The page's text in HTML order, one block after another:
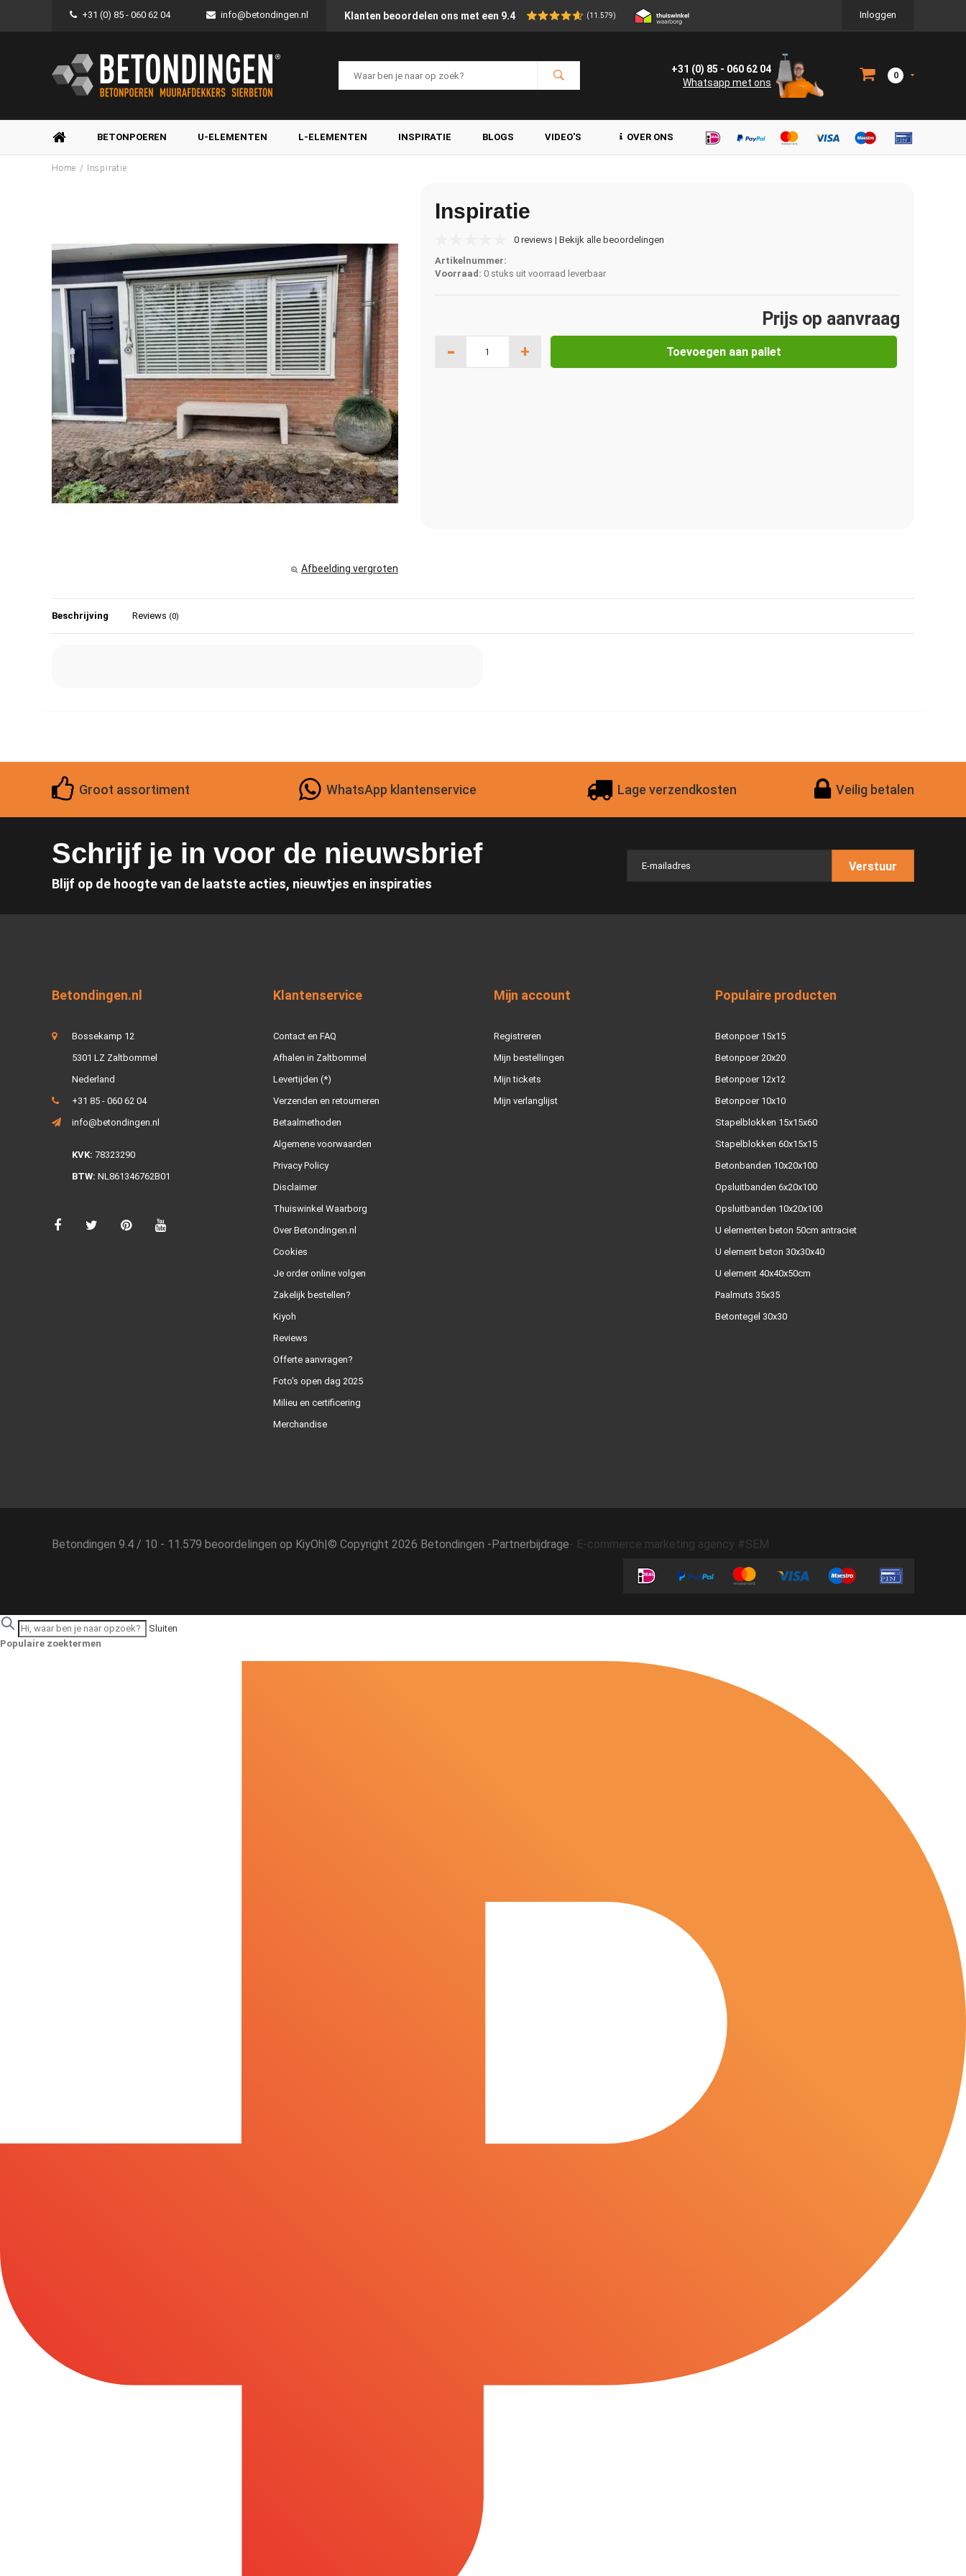
+31 (0) 85 - 060 62 04 info@betondingen.nl Klanten beoordelen ons met een 9.4 (11.579) Inloggen
+31 (0) 85 - 060 62 04
Whatsapp met ons
0
BETONPOEREN U-ELEMENTEN L-ELEMENTEN INSPIRATIE BLOGS VIDEO'S OVER ONS
Home / Inspiratie
Afbeelding vergroten
Inspiratie
0 reviews | Bekijk alle beoordelingen
Artikelnummer:
Voorraad: 0 stuks uit voorraad leverbaar
Prijs op aanvraag
- + Toevoegen aan pallet
Beschrijving Reviews (0)
Groot assortiment WhatsApp klantenservice Lage verzendkosten Veilig betalen
Schrijf je in voor de nieuwsbrief
Blijf op de hoogte van de laatste acties, nieuwtjes en inspiraties
Verstuur
Betondingen.nl
Bossekamp 12
5301 LZ Zaltbommel
Nederland
+31 85 - 060 62 04
info@betondingen.nl
KVK: 78323290
BTW: NL861346762B01
Klantenservice
Contact en FAQ
Afhalen in Zaltbommel
Levertijden (*)
Verzenden en retourneren
Betaalmethoden
Algemene voorwaarden
Privacy Policy
Disclaimer
Thuiswinkel Waarborg
Over Betondingen.nl
Cookies
Je order online volgen
Zakelijk bestellen?
Kiyoh
Reviews
Offerte aanvragen?
Foto's open dag 2025
Milieu en certificering
Merchandise
Mijn account
Registreren
Mijn bestellingen
Mijn tickets
Mijn verlanglijst
Populaire producten
Betonpoer 15x15
Betonpoer 20x20
Betonpoer 12x12
Betonpoer 10x10
Stapelblokken 15x15x60
Stapelblokken 60x15x15
Betonbanden 10x20x100
Opsluitbanden 6x20x100
Opsluitbanden 10x20x100
U elementen beton 50cm antraciet
U element beton 30x30x40
U element 40x40x50cm
Paalmuts 35x35
Betontegel 30x30
Betondingen 9.4 / 10 - 11.579 beoordelingen op KiyOh|© Copyright 2026 Betondingen -Partnerbijdrage- E-commerce marketing agency #SEM
Sluiten
Populaire zoektermen